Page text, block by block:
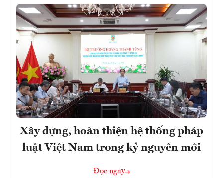
Xây dựng, hoàn thiện hệ thống pháp
luật Việt Nam trong kỷ nguyên mới
Đọc ngay